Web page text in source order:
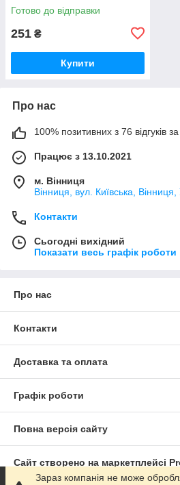
Готово до відправки
251 ₴
Купити
Про нас
100% позитивних з 76 відгуків за
Працює з 13.10.2021
м. Вінниця
Вінниця, вул. Київська, Вінниця,
Контакти
Сьогодні вихідний
Показати весь графік роботи
Про нас
Контакти
Доставка та оплата
Графік роботи
Повна версія сайту
Сайт створено на маркетплейсі
Зараз компанія не може